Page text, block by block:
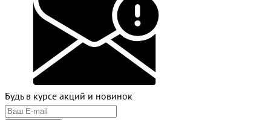
Будь в курсе акций и новинок